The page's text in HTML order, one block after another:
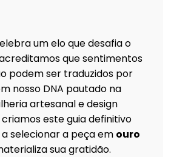
um elo que desafia o
que sentimentos
podem ser traduzidos por
nosso DNA pautado na
artesanal e design
este guia definitivo
selecionar a peça em ouro
sua gratidão.